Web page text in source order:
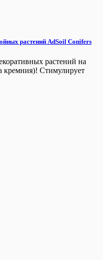
растений AdSoil Conifers
растений на
кремния)! Cтимулирует